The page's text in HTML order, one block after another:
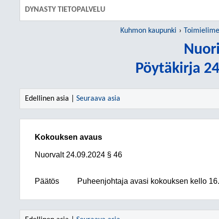
DYNASTY TIETOPALVELU
Kuhmon kaupunki
Pöytäkirja
Edellinen asia | Seuraava asia
Kokouksen avaus
Nuorvalt 24.09.2024 § 46
Päätös Puheenjohtaja avasi kokouksen kello